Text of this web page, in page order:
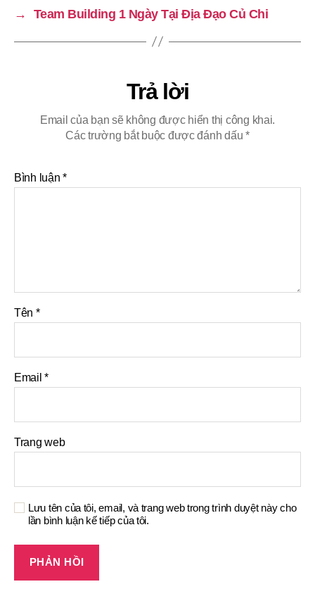
→
Team Building 1 Ngày Tại Địa Đạo Củ Chi
Trả lời
Email của bạn sẽ không được hiển thị công khai.
Các trường bắt buộc được đánh dấu*
Bình luận*
Tên *
Email*
Trang web
Lưu tên của tôi, email, và trang web trong trình duyệt này cho
lần bình luận kế tiếp của tôi.